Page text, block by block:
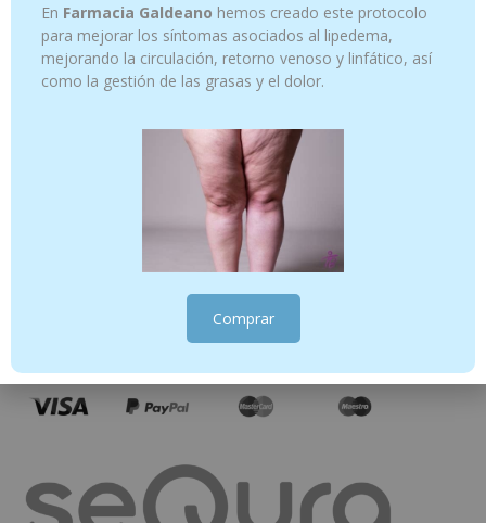
En Farmacia Galdeano hemos creado este protocolo
para mejorar los síntomas asociados al lipedema,
mejorando la circulación, retorno venoso y linfático, así
como la gestión de las grasas y el dolor.
Comprar